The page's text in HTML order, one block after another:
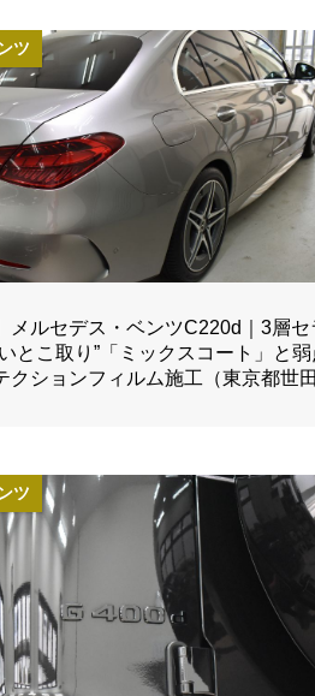
ツ
メルセデス・ベンツC220d｜3層セ
とこ取り”「ミックスコート」と
クションフィルム施工（東京都世
ツ